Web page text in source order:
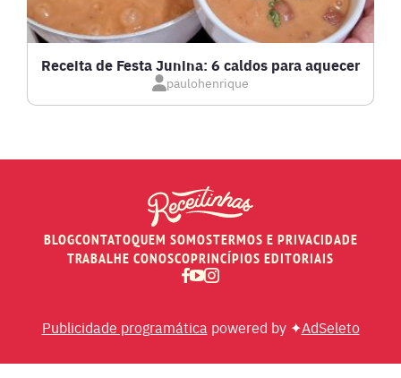
MASSAS E PASTAS
RECEITAS DE AIR FRYER
RECEITAS DE ANO NOVO (RÉVEILLON)
Receita de Festa Junina: 6 caldos para aquecer
paulohenrique
BLOGCONTATOQUEM SOMOSTERMOS E PRIVACIDADE
TRABALHE CONOSCOPRINCÍPIOS EDITORIAIS
Publicidade programática powered by ✦AdSeleto